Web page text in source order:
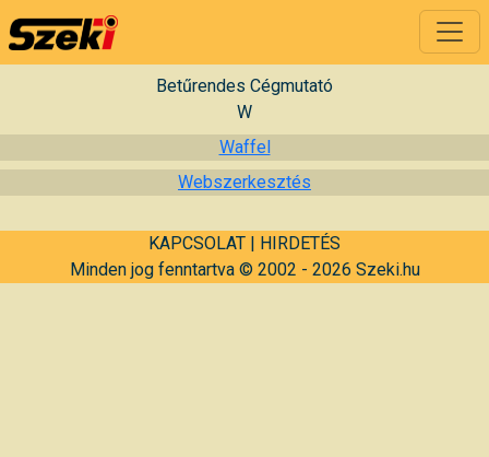
Betűrendes Cégmutató
W
Waffel
Webszerkesztés
KAPCSOLAT | HIRDETÉS
Minden jog fenntartva © 2002 - 2026 Szeki.hu